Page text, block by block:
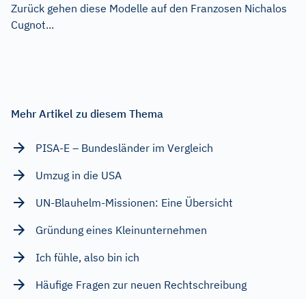
Zurück gehen diese Modelle auf den Franzosen Nichalos
Cugnot...
Mehr Artikel zu diesem Thema
PISA-E – Bundesländer im Vergleich
Umzug in die USA
UN-Blauhelm-Missionen: Eine Übersicht
Gründung eines Kleinunternehmen
Ich fühle, also bin ich
Häufige Fragen zur neuen Rechtschreibung